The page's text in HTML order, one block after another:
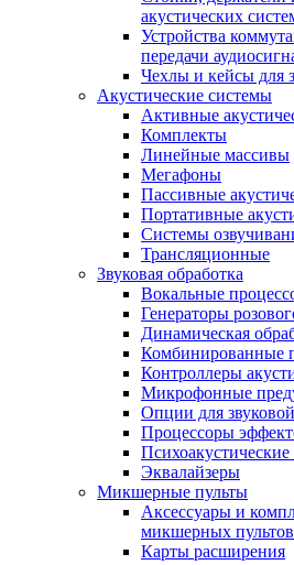
акустических
Устройства
передачи
Чехлы и кейсы для
Акустические системы
Активные
Комплекты
Линейные массивы
Мегафоны
Пассивные
Портативные
Системы
Трансляционные
Звуковая обработка
Вокальные
Генераторы
Динамическая
Комбинированные
Контроллеры
Микрофонные
Опции для
Процессоры
Эквалайзеры
Микшерные пульты
Аксессуары и
микшерных пультов
Карты расширения